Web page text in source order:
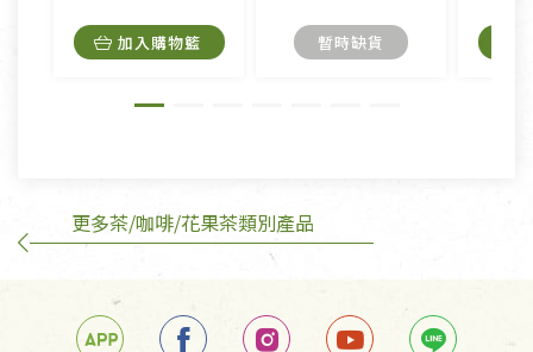
內衣褲、襪子、口罩個人衛生用品除商品本身有瑕疵
外,依據《通訊交易解除權合理例外情事適用準
訂購手抄稿退貨需知：
手抄稿進行退貨時，請務必保持原包裝方式及使用原
若未保持原包裝方式或未使用原箱退回，導致書籍有
加入購物籃 暫時缺貨
更多茶/咖啡/花果茶類別產品